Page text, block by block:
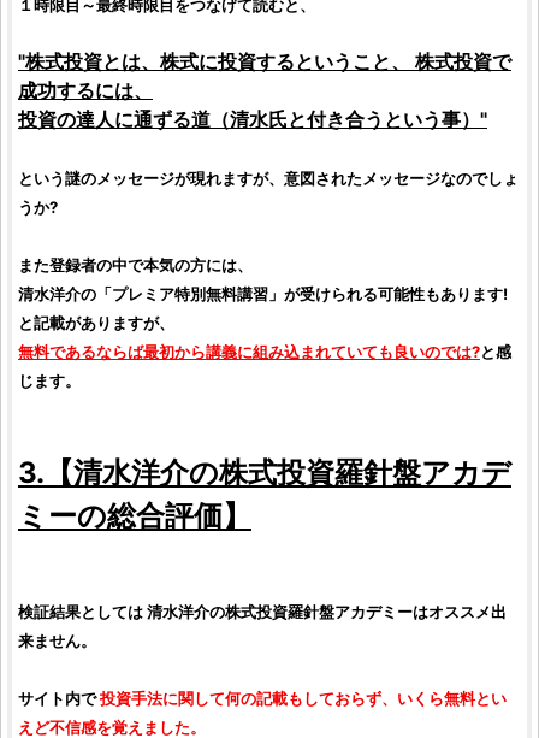
１時限目～最終時限目をつなげて読むと、
"株式投資とは、 株式に投資するということ、 株式投資で
成功するには、
投資の達人に通ずる道（清水氏と付き合うという事）"
という謎のメッセージが現れますが、意図されたメッセージなのでしょ
うか?
また登録者の中で本気の方には、
清水洋介の「プレミア特別無料講習」が受けられる可能性もあります!
と記載がありますが、
無料であるならば最初から講義に組み込まれていても良いのでは?と感
じます。
3.【清水洋介の株式投資羅針盤アカデ
ミーの総合評価】
検証結果としては清水洋介の株式投資羅針盤アカデミーはオススメ出
来ません。
サイト内で投資手法に関して何の記載もしておらず、いくら無料とい
えど不信感を覚えました。